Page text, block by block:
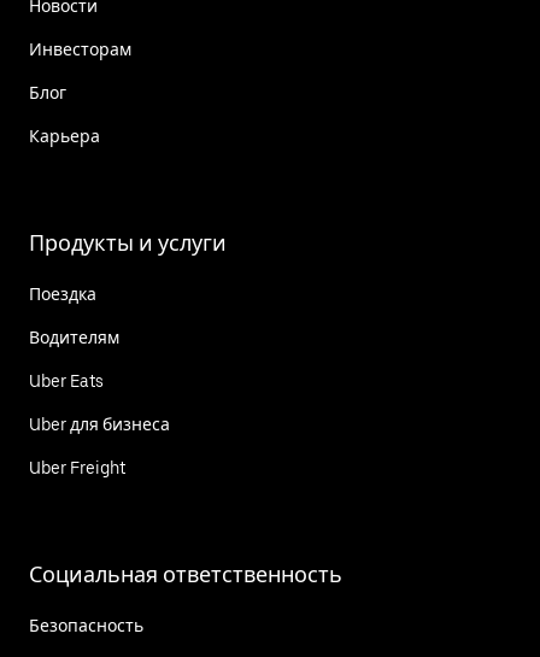
Новости
Инвесторам
Блог
Карьера
Продукты и услуги
Поездка
Водителям
Uber Eats
Uber для бизнеса
Uber Freight
Социальная ответственность
Безопасность